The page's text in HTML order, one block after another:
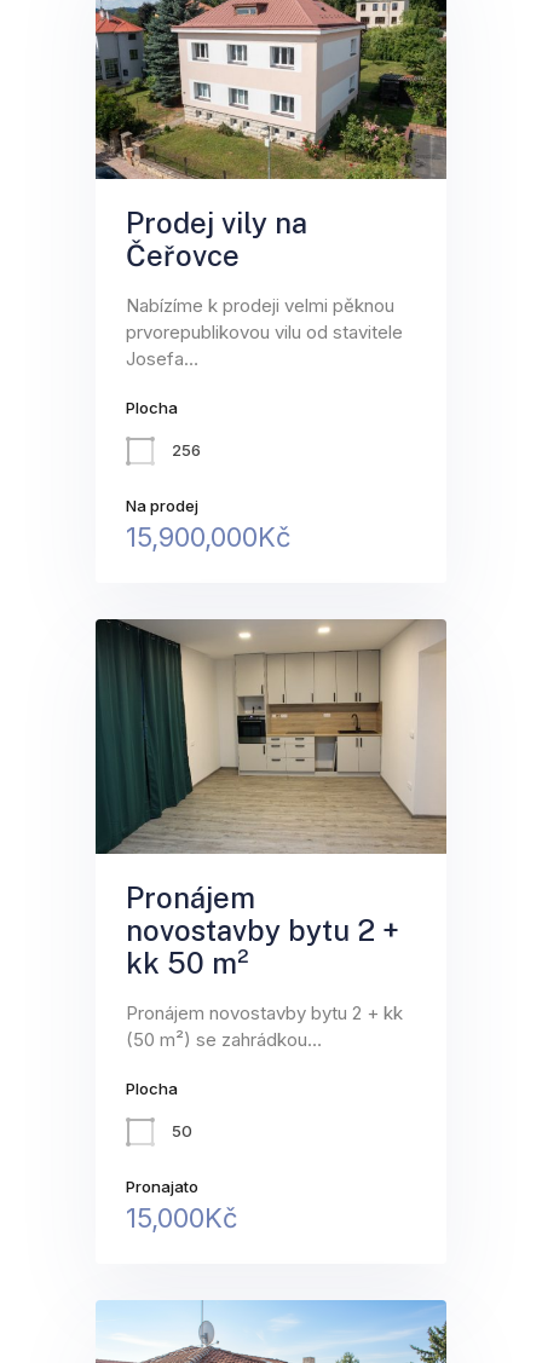
Prodej vily na
Čeřovce
Nabízíme k prodeji velmi pěknou
prvorepublikovou vilu od stavitele
Josefa…
Plocha
256
Na prodej
15,900,000Kč
Pronájem
novostavby bytu 2 +
kk 50 m²
Pronájem novostavby bytu 2 + kk
(50 m²) se zahrádkou…
Plocha
50
Pronajato
15,000Kč